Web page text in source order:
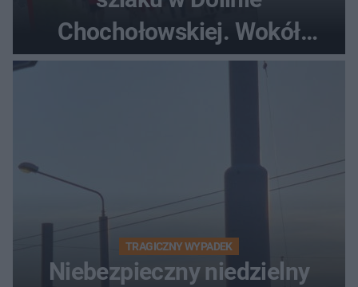
Chochołowskiej. Wokół
TRAGICZNY WYPADEK
Niebezpieczny niedzielny